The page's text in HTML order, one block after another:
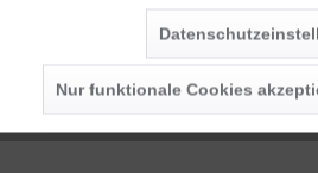
Nur funktionale Cookies